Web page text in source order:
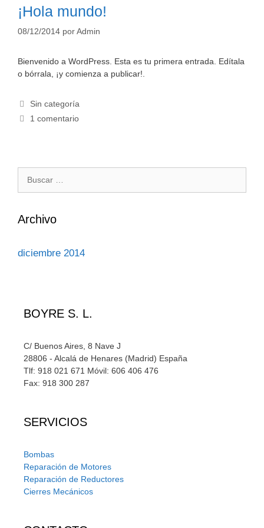
¡Hola mundo!
08/12/2014 porAdmin
Bienvenido a WordPress. Esta es tu primera entrada. Edítala
o bórrala, ¡y comienza a publicar!.
Categorías
Sin categoría
1 comentario
Buscar:
Archivo
diciembre 2014
BOYRE S. L.
C/ Buenos Aires, 8 Nave J
28806 - Alcalá de Henares (Madrid) España
Tlf: 918 021 671 Móvil: 606 406 476
Fax: 918 300 287
SERVICIOS
Bombas
Reparación de Motores
Reparación de Reductores
Cierres Mecánicos